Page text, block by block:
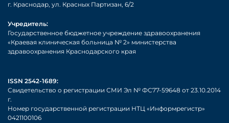
г. Краснодар, ул. Красных Партизан, 6/2
Учредитель:
Государственное бюджетное учреждение здравоохранения
«Краевая клиническая больница № 2» министерства
здравоохранения Краснодарского края
ISSN 2542-1689:
Свидетельство о регистрации СМИ Эл № ФС77-59648 от 23.10.2014
г.
Номер государственной регистрации НТЦ «Информрегистр»
0421100106